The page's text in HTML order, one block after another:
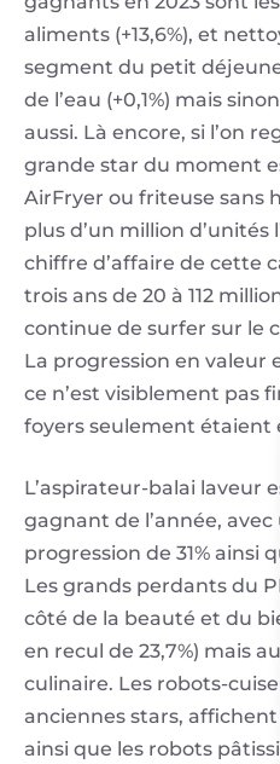
aliments (+13,6%), et
segment du petit
de l’eau (+0,1%) mais
aussi. Là encore, si l’on
grande star du moment
AirFryer ou friteuse sans
plus d’un million d’unités
chiffre d’affaire de cette
trois ans de 20 à 112
continue de surfer sur le
La progression en valeur
ce n’est visiblement pas
foyers seulement étaient
L’aspirateur-balai laveur
gagnant de l’année,
progression de 31% ainsi
Les grands perdants du
côté de la beauté et du
en recul de 23,7%) mais
culinaire. Les robots-
anciennes stars, affichent
ainsi que les robots